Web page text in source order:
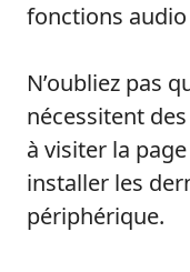
fonctions
N’oubliez pas
nécessitent
à visiter la
installer les
périphérique.